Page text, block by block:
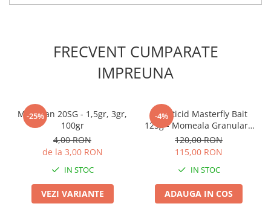
Produse Bricolaj
Chei fixe
Colier / Faseta
Consumabile motofierastrau
drujba
Demarouri drujba
FRECVENT CUMPARATE
IMPREUNA
-25%
Mospilan 20SG - 1,5gr, 3gr,
100gr
4,00 RON
de la 3,00 RON
IN STOC
VEZI VARIANTE
-4%
Insecticid Masterfly Bait
125g - Momeala Granulara
pentru Combaterea Rapida
a Mustelor
120,00 RON
115,00 RON
IN STOC
ADAUGA IN COS